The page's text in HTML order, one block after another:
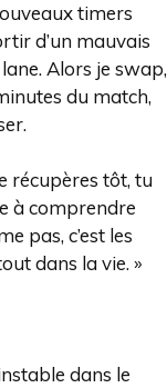
timers
d’un mauvais
Alors je swap,
du match,
récupères tôt, tu
à comprendre
pas, c’est les
dans la vie. »
dans le